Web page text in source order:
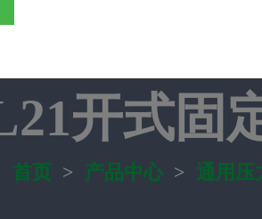
开式固
首页 > 产品中心> 通用压